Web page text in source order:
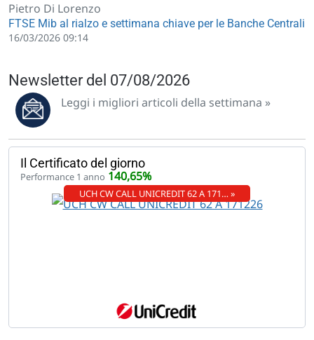
Pietro Di Lorenzo
FTSE Mib al rialzo e settimana chiave per le Banche Centrali
16/03/2026 09:14
Newsletter del 07/08/2026
Leggi i migliori articoli della settimana »
Il Certificato del giorno
Performance 1 anno 140,65%
UCH CW CALL UNICREDIT 62 A 171… »